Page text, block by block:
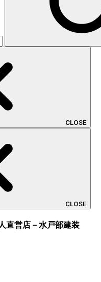
CLOSE
CLOSE
直営店－水戸部建装